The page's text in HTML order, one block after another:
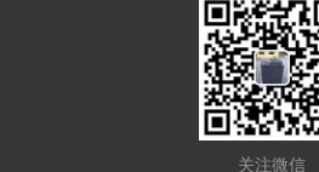
关注微信